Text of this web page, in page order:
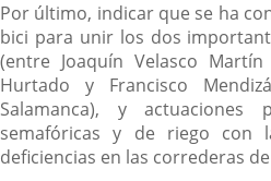
Por último, indicar que se ha
bici para unir los dos
(entre Joaquín Velasco
Hurtado y Francisco
Salamanca), y
semafóricas y de riego con
deficiencias en las correderas